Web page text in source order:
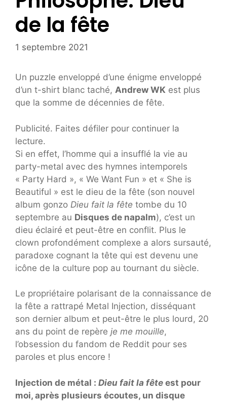
de la fête
1 septembre 2021
Un puzzle enveloppé d’une énigme enveloppé
d’un t-shirt blanc taché, Andrew WK est plus
que la somme de décennies de fête.
Publicité. Faites défiler pour continuer la
lecture.
Si en effet, l’homme qui a insufflé la vie au
party-metal avec des hymnes intemporels
« Party Hard », « We Want Fun » et « She is
Beautiful » est le dieu de la fête (son nouvel
album gonzo Dieu fait la fête tombe du 10
septembre au Disques de napalm), c’est un
dieu éclairé et peut-être en conflit. Plus le
clown profondément complexe a alors sursauté,
paradoxe cognant la tête qui est devenu une
icône de la culture pop au tournant du siècle.
Le propriétaire polarisant de la connaissance de
la fête a rattrapé Metal Injection, disséquant
son dernier album et peut-être le plus lourd, 20
ans du point de repère je me mouille,
l’obsession du fandom de Reddit pour ses
paroles et plus encore !
Injection de métal : Dieu fait la fête est pour
moi, après plusieurs écoutes, un disque